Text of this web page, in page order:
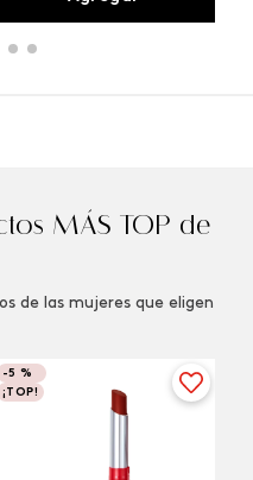
MÁS TOP de
de las mujeres que eligen
-5 %
¡TOP!